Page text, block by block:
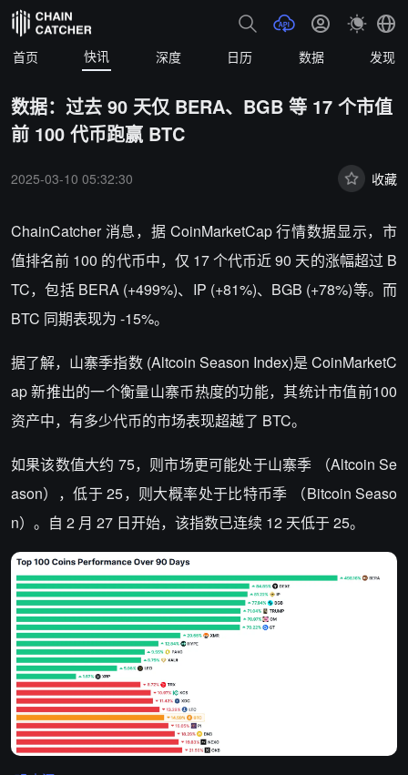
首页 快讯 深度 日历 数据 发现
数据：过去 90 天仅 BERA、BGB 等 17 个市值
前 100 代币跑赢 BTC
2025-03-10 05:32:30 收藏
ChainCatcher 消息，据 CoinMarketCap 行情数据显示，市
值排名前 100 的代币中，仅 17 个代币近 90 天的涨幅超过 B
TC，包括 BERA (+499%)、IP (+81%)、BGB (+78%)等。而
BTC 同期表现为 -15%。
据了解，山寨季指数 (Altcoin Season Index)是 CoinMarketC
ap 新推出的一个衡量山寨币热度的功能，其统计市值前100
资产中，有多少代币的市场表现超越了 BTC。
如果该数值大约 75，则市场更可能处于山寨季 （Altcoin Se
ason），低于 25，则大概率处于比特币季 （Bitcoin Seaso
n）。自 2 月 27 日开始，该指数已连续 12 天低于 25。